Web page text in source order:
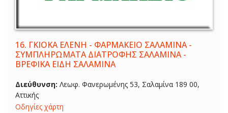
16. ΓΚΙΟΚΑ ΕΛΕΝΗ - ΦΑΡΜΑΚΕΙΟ ΣΑΛΑΜΙΝΑ -
ΣΥΜΠΛΗΡΩΜΑΤΑ ΔΙΑΤΡΟΦΗΣ ΣΑΛΑΜΙΝΑ -
ΒΡΕΦΙΚΑ ΕΙΔΗ ΣΑΛΑΜΙΝΑ
Διεύθυνση: Λεωφ. Φανερωμένης 53, Σαλαμίνα 189 00,
Αττικής
Οδηγίες χάρτη